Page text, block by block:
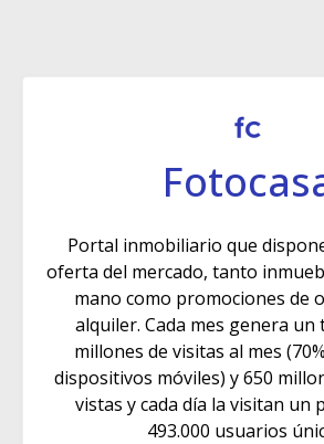
Portal inmobiliario que
oferta del mercado, tanto
mano como promociones de
alquiler. Cada mes genera un
millones de visitas al mes
dispositivos móviles) y 650
vistas y cada día la visitan un
493.000 usuarios